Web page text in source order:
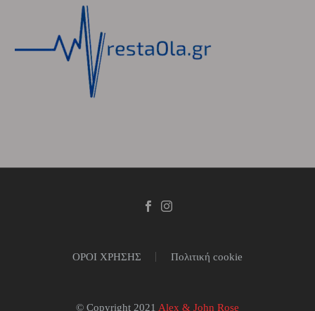
ΟΡΟΙ ΧΡΗΣΗΣ Πολιτική cookie
© Copyright 2021 Alex & John Rose